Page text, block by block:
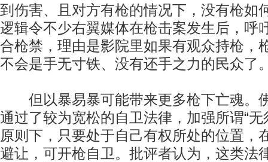
到伤害、且对方有枪的情况下，没有枪如
逻辑令不少右翼媒体在枪击案发生后，呼
合枪禁，理由是影院里如果有观众持枪，
不会是手无寸铁、没有还手之力的民众了
但以暴易暴可能带来更多枪下亡魂。
通过了较为宽松的自卫法律，加强所谓“无
原则下，只要处于自己有权所处的位置，
避让，可开枪自卫。批评者认为，这类法